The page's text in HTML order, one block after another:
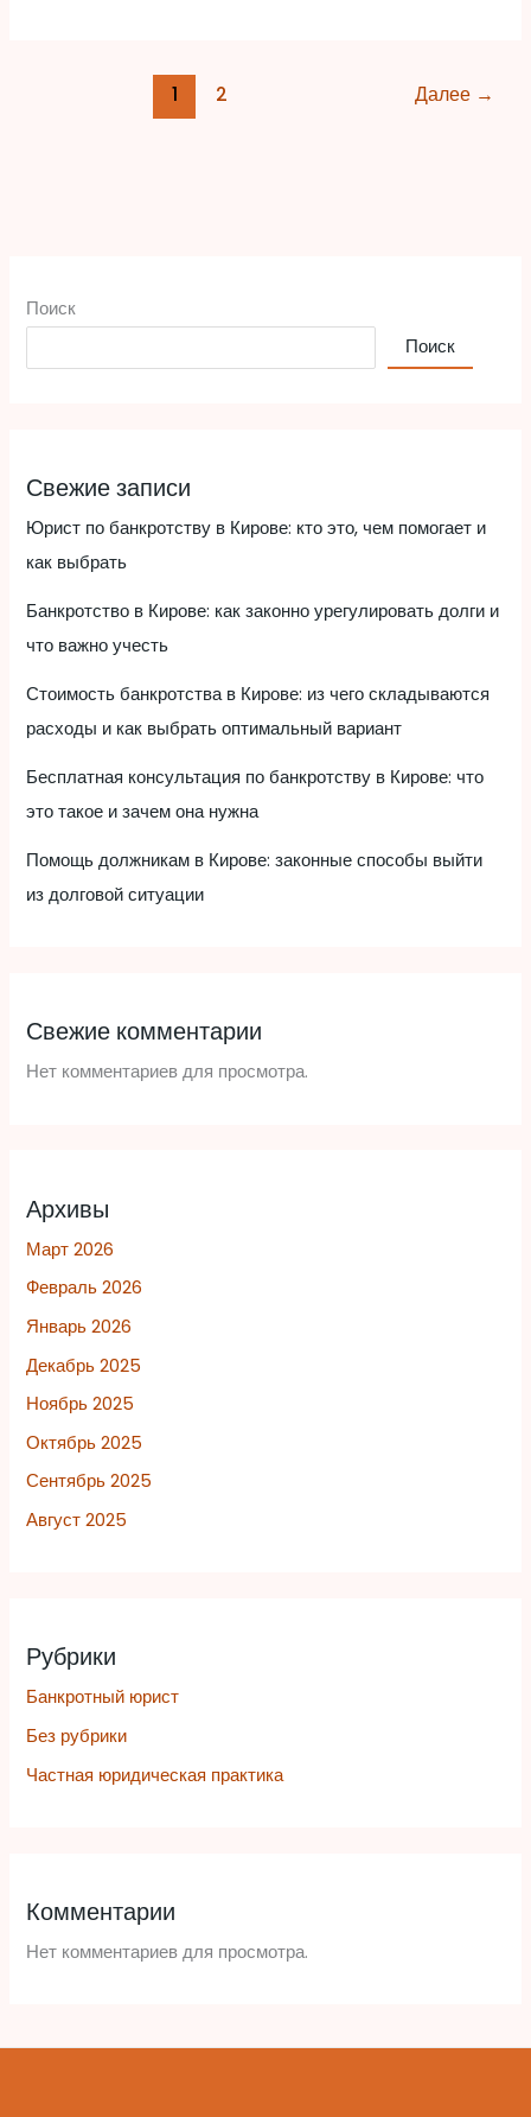
1 2 Далее →
Поиск
Поиск
Свежие записи
Юрист по банкротству в Кирове: кто это, чем помогает и
как выбрать
Банкротство в Кирове: как законно урегулировать долги и
что важно учесть
Стоимость банкротства в Кирове: из чего складываются
расходы и как выбрать оптимальный вариант
Бесплатная консультация по банкротству в Кирове: что
это такое и зачем она нужна
Помощь должникам в Кирове: законные способы выйти
из долговой ситуации
Свежие комментарии
Нет комментариев для просмотра.
Архивы
Март 2026
Февраль 2026
Январь 2026
Декабрь 2025
Ноябрь 2025
Октябрь 2025
Сентябрь 2025
Август 2025
Рубрики
Банкротный юрист
Без рубрики
Частная юридическая практика
Комментарии
Нет комментариев для просмотра.